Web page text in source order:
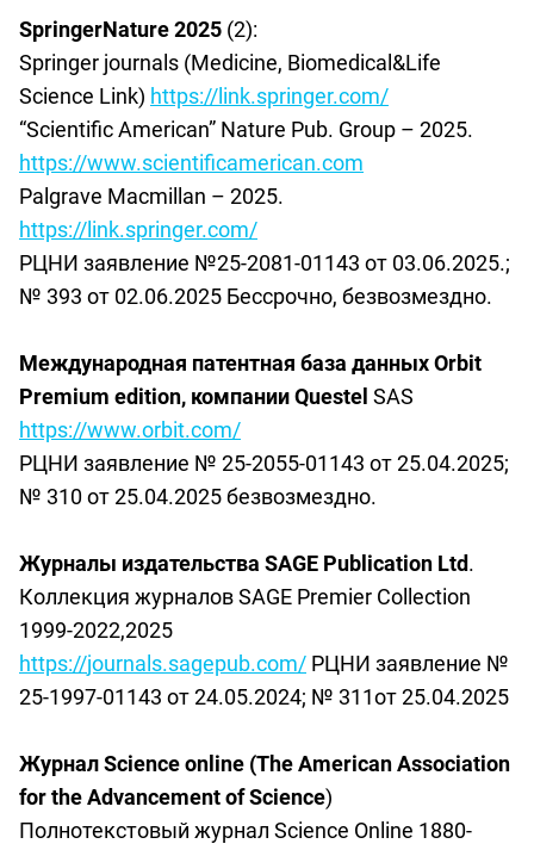
SpringerNature 2025 (2):
Springer journals (Medicine, Biomedical&Life
Science Link) https://link.springer.com/
“Scientific American” Nature Pub. Group – 2025.
https://www.scientificamerican.com
Palgrave Macmillan – 2025.
https://link.springer.com/
РЦНИ заявление №25-2081-01143 от 03.06.2025.;
№ 393 от 02.06.2025 Бессрочно, безвозмездно.
Международная патентная база данных Orbit
Premium edition, компанииQuestel SAS
https://www.orbit.com/
РЦНИ заявление № 25-2055-01143 от 25.04.2025;
№ 310 от 25.04.2025 безвозмездно.
Журналы издательства SAGE Publication Ltd.
Коллекция журналовSAGE Premier Collection
1999-2022,2025
https://journals.sagepub.com/ РЦНИ заявление №
25-1997-01143 от 24.05.2024; № 311от 25.04.2025
ЖурналScience online (The American Association
for the Advancement of Science)
Полнотекстовый журнал Science Online 1880-